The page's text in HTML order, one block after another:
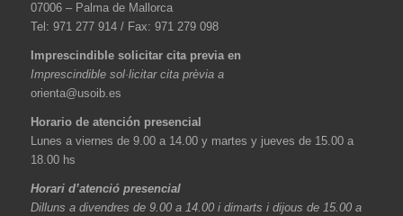
07006 – Palma de Mallorca
Tel: 971 277 914 / Fax: 971 279 098
Imprescindible solicitar cita previa en
Imprescindible sol·licitar cita prèvia a
orienta@usoib.es
Horario de atención presencial
Lunes a viernes de 9.00 a 14.00 y martes y jueves de 15.00 a
18.00 hs
Horari d’atenció presencial
Dilluns a divendres de 9.00 a 14.00 i dimarts i dijous de 15.00 a